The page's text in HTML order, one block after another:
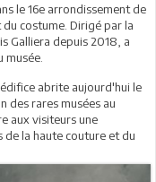
le 16e arrondissement de
costume. Dirigé par la
Galliera depuis 2018, a
abrite aujourd'hui le
des rares musées au
aux visiteurs une
de la haute couture et du